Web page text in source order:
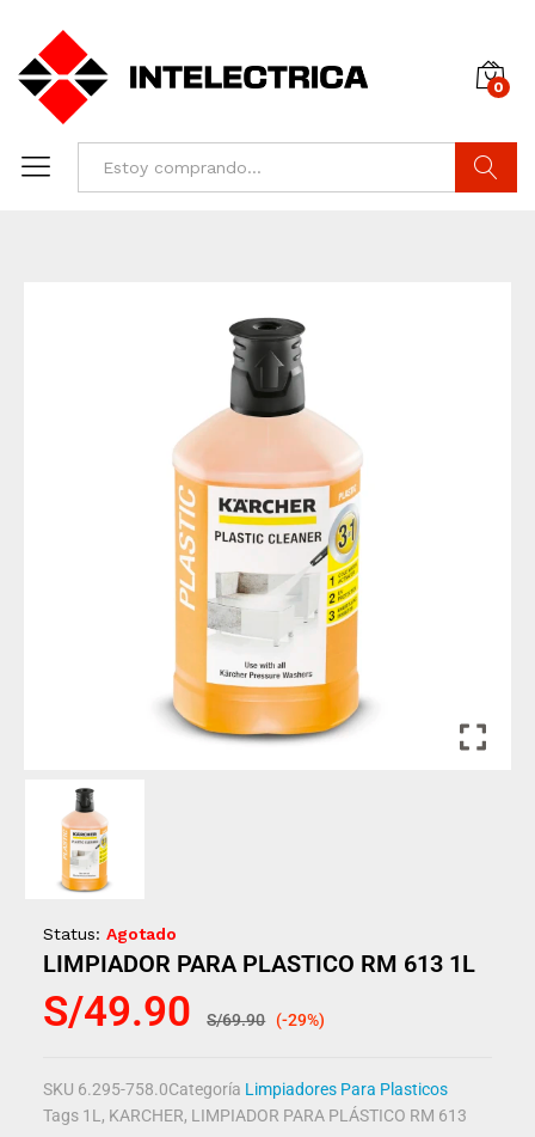
0
Status: Agotado
LIMPIADOR PARA PLASTICO RM 613 1L
S/49.90 S/69.90 (-29%)
SKU 6.295-758.0Categoría Limpiadores Para Plasticos
Tags 1L , KARCHER, LIMPIADOR PARA PLÁSTICO RM 613